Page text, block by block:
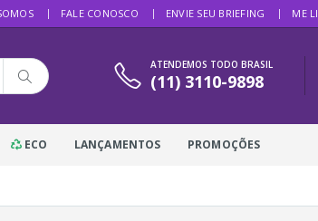
FALE CONOSCO ENVIE SEU BRIEFING ME
ATENDEMOS TODO BRASIL
(11) 3110-9898
ECO LANÇAMENTOS PROMOÇÕES